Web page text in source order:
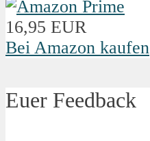
16,95 EUR
Bei Amazon kaufen
Euer Feedback